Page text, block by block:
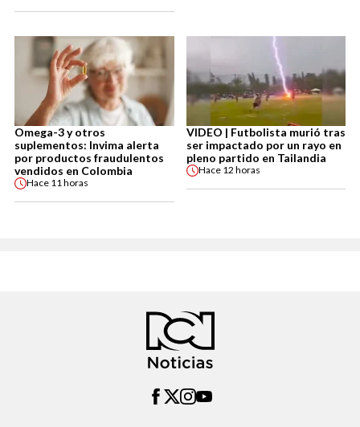
Omega-3 y otros
suplementos: Invima alerta
por productos fraudulentos
vendidos en Colombia
Hace 11 horas
VIDEO | Futbolista murió tras
ser impactado por un rayo en
pleno partido en Tailandia
Hace 12 horas